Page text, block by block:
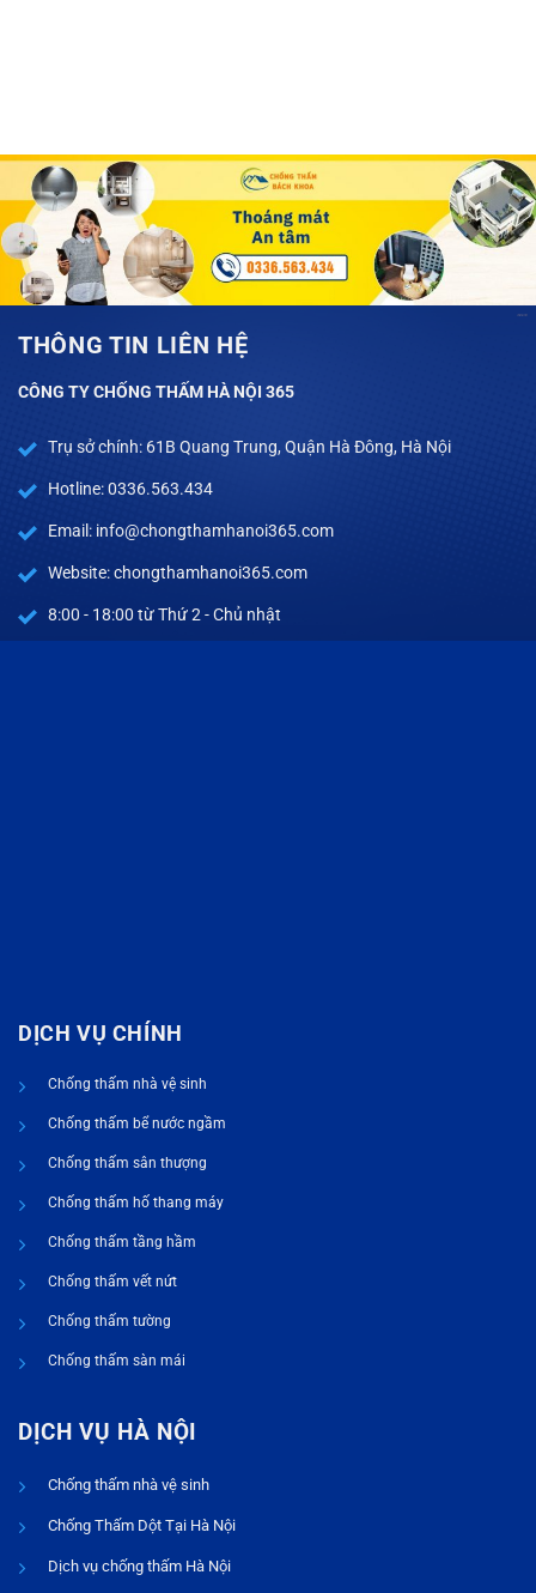
THÔNG TIN LIÊN HỆ
CÔNG TY CHỐNG THẤM HÀ NỘI 365
Trụ sở chính: 61B Quang Trung, Quận Hà Đông, Hà Nội
Hotline: 0336.563.434
Email: info@chongthamhanoi365.com
Website: chongthamhanoi365.com
8:00 - 18:00 từ Thứ 2 - Chủ nhật
DỊCH VỤ CHÍNH
Chống thấm nhà vệ sinh
Chống thấm bể nước ngầm
Chống thấm sân thượng
Chống thấm hố thang máy
Chống thấm tầng hầm
Chống thấm vết nứt
Chống thấm tường
Chống thấm sàn mái
DỊCH VỤ HÀ NỘI
Chống thấm nhà vệ sinh
Chống Thấm Dột Tại Hà Nội
Dịch vụ chống thấm Hà Nội